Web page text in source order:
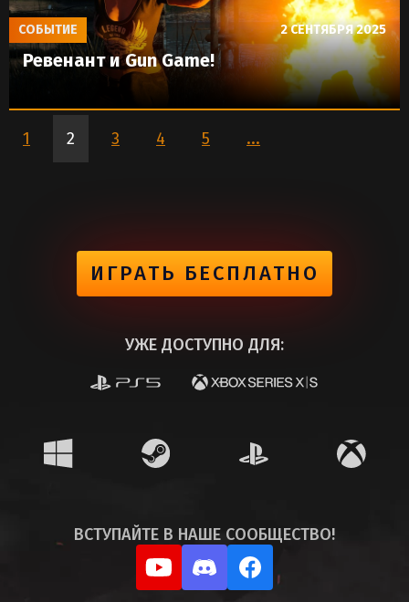
Ревенант и Gun Game!
СОБЫТИЕ 2 СЕНТЯБРЯ 2025
1 2 3 4 5 ...
ИГРАТЬ БЕСПЛАТНО
УЖЕ ДОСТУПНО ДЛЯ:
ВСТУПАЙТЕ В НАШЕ СООБЩЕСТВО!